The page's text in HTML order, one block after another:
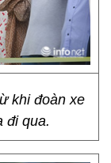
khi đoàn xe
đi qua.